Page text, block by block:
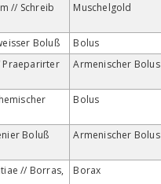
// Schreib
Muschelgold
Boluß
Bolus
Praeparirter
Armenischer Bolus
Bolus
Boluß Armenischer Bolus
// Borras,
Borax